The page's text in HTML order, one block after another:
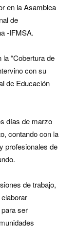
en la Asamblea
de
-IFMSA.
“Cobertura de
con su
de Educación
días de marzo
contando con la
profesionales de
de trabajo,
ser